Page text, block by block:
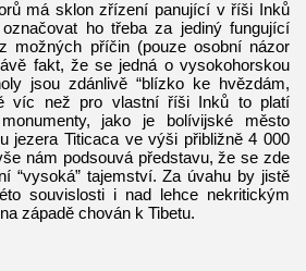
má sklon zřízení panující v říši Inků
ho třeba za jediný fungující
možných příčin (pouze osobní názor
fakt, že se jedná o vysokohorskou
jsou zdánlivě “blízko ke hvězdám,
víc než pro vlastní říši Inků to platí
jako je bolívijské město
jezera Titicaca ve výši přibližně 4 000
nám podsouvá představu, že se zde
“vysoká” tajemství. Za úvahu by jistě
souvislosti i nad lehce nekritickým
západě chován k Tibetu.